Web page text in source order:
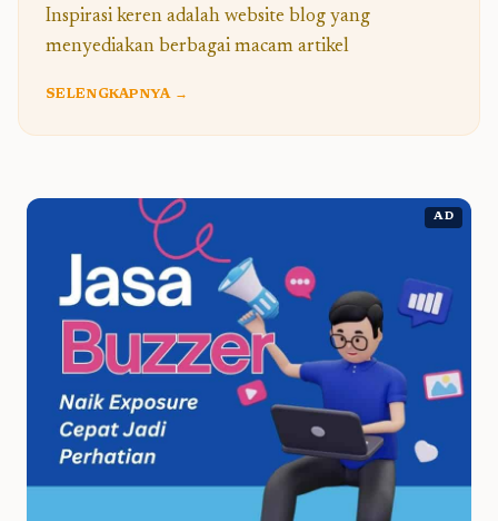
Inspirasi keren adalah website blog yang
menyediakan berbagai macam artikel
SELENGKAPNYA →
AD